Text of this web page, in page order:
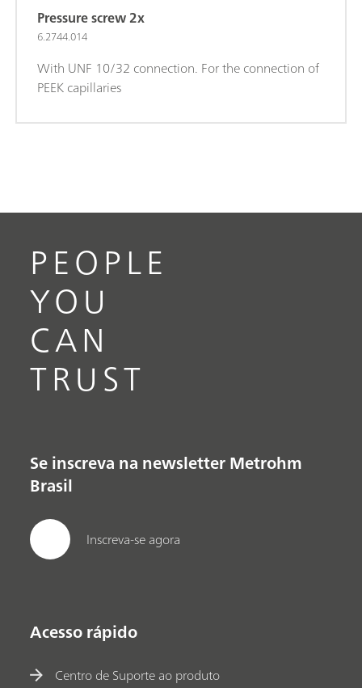
Pressure screw 2x
6.2744.014
With UNF 10/32 connection. For the connection of
PEEK capillaries
PEOPLE
YOU
CAN
TRUST
Se inscreva na newsletter Metrohm
Brasil
Inscreva-se agora
Acesso rápido
Centro de Suporte ao produto